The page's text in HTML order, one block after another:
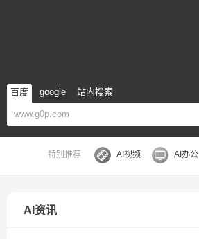
百度 google 站内搜索
特别推荐 AI视频 AI办公
AI资讯